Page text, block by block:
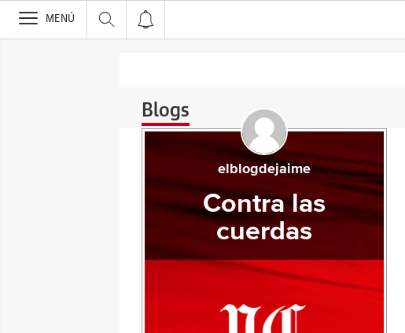
>
MENÚ
Blogs
elblogdejaime
Contra las
cuerdas